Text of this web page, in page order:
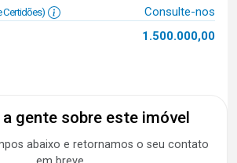
Certidões)
Consulte-nos
1.500.000,00
a gente sobre este imóvel
abaixo e retornamos o seu contato